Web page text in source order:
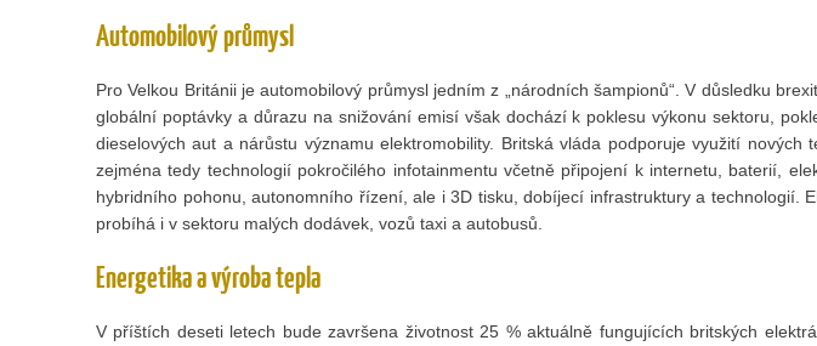
Automobilový průmysl
Pro Velkou Británii je automobilový průmysl jedním z „národních šampionů“. V důsledku
globální poptávky a důrazu na snižování emisí však dochází k poklesu výkonu sektoru,
dieselových aut a nárůstu významu elektromobility. Britská vláda podporuje využití nových
zejména tedy technologií pokročilého infotainmentu včetně připojení k internetu, baterií,
hybridního pohonu, autonomního řízení, ale i 3D tisku, dobíjecí infrastruktury a technologií.
probíhá i v sektoru malých dodávek, vozů taxi a autobusů.
Energetika a výroba tepla
V příštích deseti letech bude završena životnost 25 % aktuálně fungujících britských